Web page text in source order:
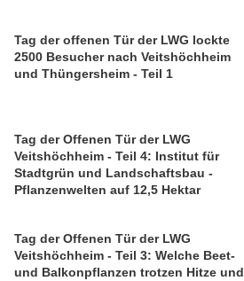
Tag der offenen Tür der LWG lockte
2500 Besucher nach Veitshöchheim
und Thüngersheim - Teil 1
Tag der Offenen Tür der LWG
Veitshöchheim - Teil 4: Institut für
Stadtgrün und Landschaftsbau -
Pflanzenwelten auf 12,5 Hektar
Tag der Offenen Tür der LWG
Veitshöchheim - Teil 3: Welche Beet-
und Balkonpflanzen trotzen Hitze und